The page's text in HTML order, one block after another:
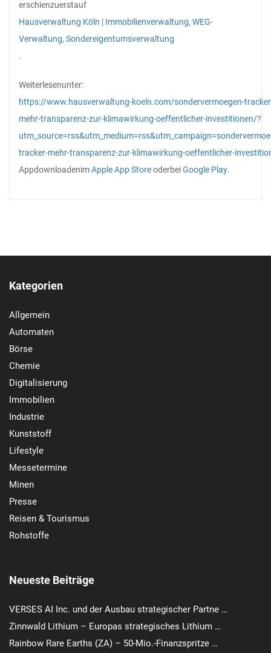
erschienzuerstauf
Hausverwaltung Köln | Immobilienverwaltung, WEG-
Verwaltung, Sondereigentumsverwaltung
.
Weiterlesenunter:
https://www.hausverwaltung-koeln.com/sondervermoegen-
mehr-transparenz-zur-klimawirkung-oeffentlicher-investitionen/?
tracker-mehr-transparenz-zur-klimawirkung-oeffentlicher-
AppdownloadenimApple App StoreoderbeiGoogle Play.
Kategorien
Allgemein
Automaten
Börse
Chemie
Digitalisierung
Immobilien
Industrie
Kunststoff
Lifestyle
Messetermine
Minen
Presse
Reisen & Tourismus
Rohstoffe
Neueste Beiträge
VERSES AI Inc. und der Ausbau strategischer Partne …
Zinnwald Lithium – Europas strategisches Lithium …
Rainbow Rare Earths (ZA) – 50-Mio.-Finanzspritze …